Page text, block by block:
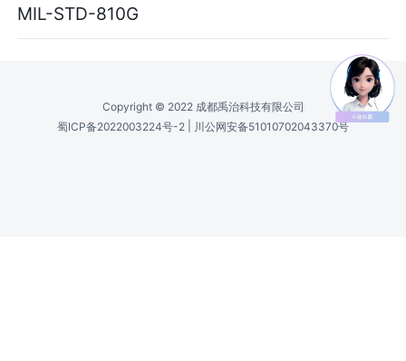
MIL-STD-810G
Copyright © 2022 成都禹治科技有限公司
蜀ICP备2022003224号-2
川公网安备51010702043370号